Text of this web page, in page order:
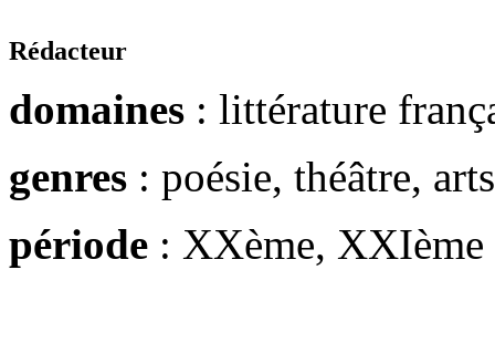
Rédacteur
domaines : littérature
genres : poésie, théâtre, arts
période : XXème, XXIème